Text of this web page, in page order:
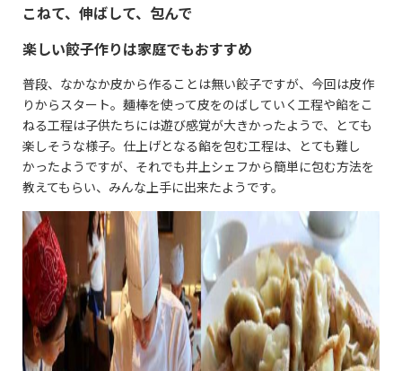
こねて、伸ばして、包んで
楽しい餃子作りは家庭でもおすすめ
普段、なかなか皮から作ることは無い餃子ですが、今回は皮作
りからスタート。麺棒を使って皮をのばしていく工程や餡をこ
ねる工程は子供たちには遊び感覚が大きかったようで、とても
楽しそうな様子。仕上げとなる餡を包む工程は、とても難し
かったようですが、それでも井上シェフから簡単に包む方法を
教えてもらい、みんな上手に出来たようです。